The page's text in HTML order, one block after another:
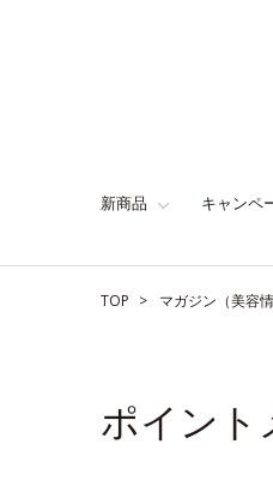
新商品 キャンペ
TOP マガジン（美容
ポイント